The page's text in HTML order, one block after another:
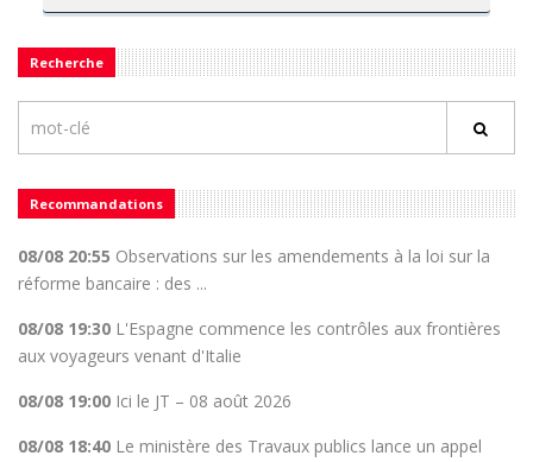
Recherche
Recommandations
08/08 20:55 Observations sur les amendements à la loi sur la
réforme bancaire : des ...
08/08 19:30 L'Espagne commence les contrôles aux frontières
aux voyageurs venant d'Italie
08/08 19:00 Ici le JT – 08 août 2026
08/08 18:40 Le ministère des Travaux publics lance un appel